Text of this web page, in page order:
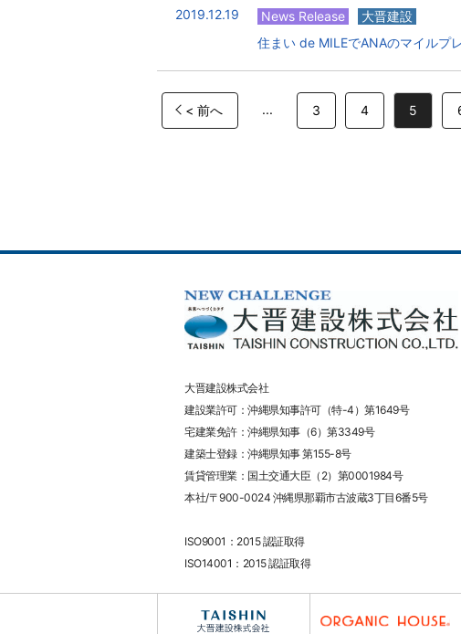
2019.12.19 News Release
大晋建設
住まい de MILEでANAのマイルプ
< 前へ ... 3 4 5
大晋建設株式会社
建設業許可：沖縄県知事許可（特-4）第1649号
宅建業免許：沖縄県知事（6）第3349号
建築士登録：沖縄県知事 第155-8号
賃貸管理業：国土交通大臣（2）第0001984号
本社/〒900-0024 沖縄県那覇市古波蔵3丁目6番5号
ISO9001：2015 認証取得
ISO14001：2015 認証取得